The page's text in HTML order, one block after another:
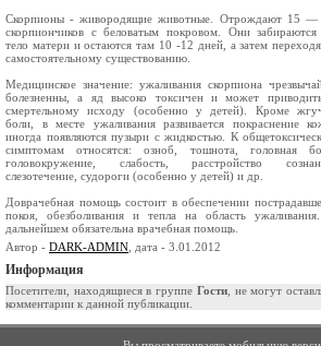
Скорпионы - живородящие животные. Отрождают 15 —
скорпиончиков с беловатым покровом. Они забираются
тело матери и остаются там 10 -12 дней, а затем
самостоятельному существованию.
Медицинское значение: ужаливания скорпиона
болезненны, а яд высоко токсичен и может
смертельному исходу (особенно у детей). Кроме
боли, в месте ужаливания развивается покраснение
иногда появляются пузыри с жидкостью. К
симптомам относятся: озноб, тошнота, головная
головокружение, слабость, расстройство
слезотечение, судороги (особенно у детей) и др.
Доврачебная помощь состоит в обеспечении
покоя, обез­боливания и тепла на область
дальнейшем обязательна вра­чебная помощь.
Автор - DARK-ADMIN , дата - 3.01.2012
Информация
Посетители, находящиеся в группе Гости, не могут
комментарии к данной публикации.